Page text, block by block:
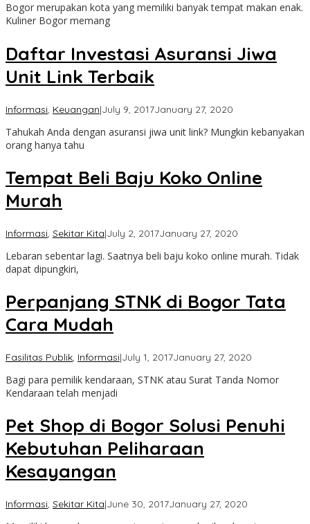
Anyar
Bogor merupakan kota yang memiliki banyak tempat makan enak.
Kuliner Bogor memang
Daftar Investasi Asuransi Jiwa
Unit Link Terbaik
Informasi Keuangan|July 9, 2017January 27, 2020
Bogor
Tahukah Anda dengan asuransi jiwa unit link? Mungkin kebanyakan
orang hanya tahu
Tempat Beli Baju Koko Online
Murah
Informasi, Sekitar Kita|July 2, 2017January 27, 2020
Cimanggu
Lebaran sebentar lagi. Saatnya beli baju koko online murah. Tidak
dapat dipungkiri,
Perpanjang STNK di Bogor Tata
Cara Mudah
Fasilitas Publik, Informasi|July 1, 2017January 27, 2020
Bogor
Bagi para pemilik kendaraan, STNK atau Surat Tanda Nomor
Kendaraan telah menjadi
Pet Shop di Bogor Solusi Penuhi
Kebutuhan Peliharaan
Kesayangan
Informasi, Sekitar Kita|June 30, 2017January 27, 2020